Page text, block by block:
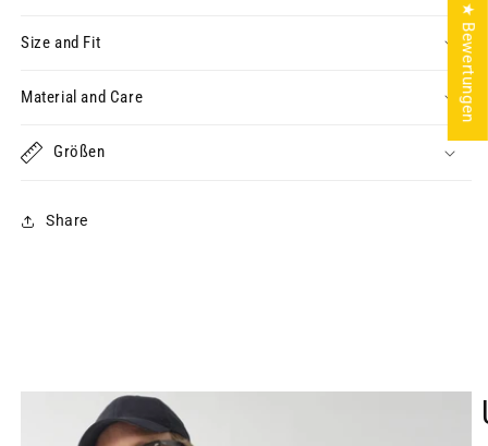
Size and Fit
Material and Care
Größen
Share
★ Bewertungen